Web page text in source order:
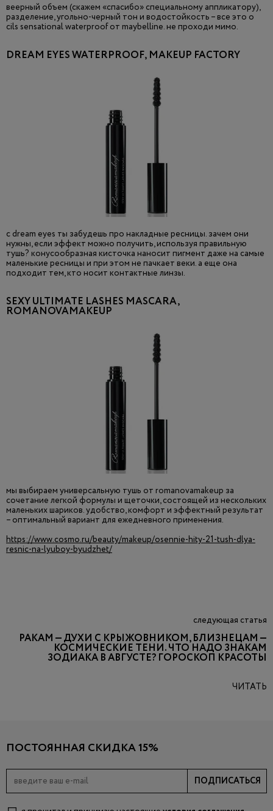
веерный объем (скажем «спасибо» специальному аппликатору),
разделение, угольно-черный тон и водостойкость – все это о
cils sensational waterproof от maybelline. не проходи мимо.
DREAM EYES WATERPROOF, MAKEUP FACTORY
c dream eyes ты забудешь про накладные ресницы. зачем они
нужны, если эффект можно получить, используя правильную
тушь? конусообразная кисточка наносит пигмент даже на самые
маленькие ресницы и при этом не пачкает веки. а еще она
подходит тем, кто носит контактные линзы.
SEXY ULTIMATE LASHES MASCARA,
ROMANOVAMAKEUP
мы выбираем универсальную тушь от romanovamakeup за
сочетание легкой формулы и щеточки, состоящей из нескольких
маленьких шариков. удобство, комфорт и эффектный результат
– оптимальный вариант для ежедневного применения.
https://www.cosmo.ru/beauty/makeup/osennie-hity-21-tush-dlya-
resnic-na-lyuboy-byudzhet/
следующая статья
РАКАМ — ДУХИ С КРЫЖОВНИКОМ, БЛИЗНЕЦАМ —
КОСМИЧЕСКИЕ ТЕНИ. ЧТО НАДО ЗНАКАМ
ЗОДИАКА В АВГУСТЕ? ГОРОСКОП КРАСОТЫ
ЧИТАТЬ
ПОСТОЯННАЯ СКИДКА 15%
ПОДПИСАТЬСЯ